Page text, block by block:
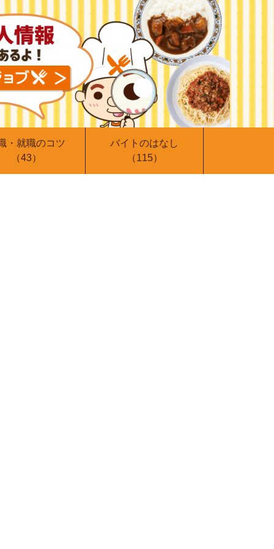
・就職のコツ
（43）
バイトのはなし
（115）